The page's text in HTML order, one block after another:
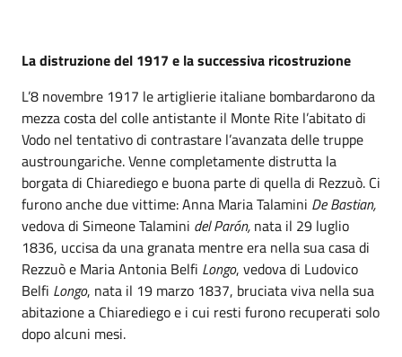
La distruzione del 1917 e la successiva ricostruzione
L’8 novembre 1917 le artiglierie italiane bombardarono da
mezza costa del colle antistante il Monte Rite l’abitato di
Vodo nel tentativo di contrastare l’avanzata delle truppe
austroungariche. Venne completamente distrutta la
borgata di Chiarediego e buona parte di quella di Rezzuò. Ci
furono anche due vittime: Anna Maria Talamini De Bastian,
vedova di Simeone Talamini del Parón, nata il 29 luglio
1836, uccisa da una granata mentre era nella sua casa di
Rezzuò e Maria Antonia Belfi Longo, vedova di Ludovico
Belfi Longo, nata il 19 marzo 1837, bruciata viva nella sua
abitazione a Chiarediego e i cui resti furono recuperati solo
dopo alcuni mesi.